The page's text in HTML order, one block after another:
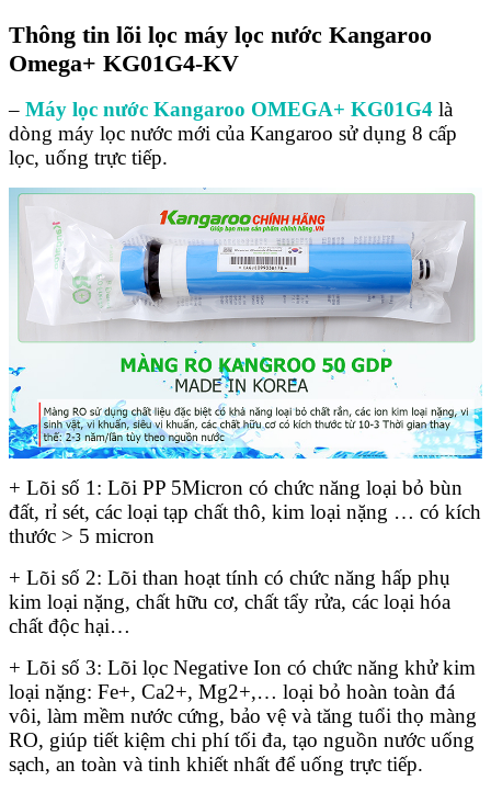
Thông tin lõi lọc máy lọc nước Kangaroo
Omega+ KG01G4-KV
– Máy lọc nước Kangaroo OMEGA+ KG01G4 là
dòng máy lọc nước mới của Kangaroo sử dụng 8 cấp
lọc, uống trực tiếp.
+ Lõi số 1: Lõi PP 5Micron có chức năng loại bỏ bùn
đất, rỉ sét, các loại tạp chất thô, kim loại nặng … có kích
thước > 5 micron
+ Lõi số 2: Lõi than hoạt tính có chức năng hấp phụ
kim loại nặng, chất hữu cơ, chất tẩy rửa, các loại hóa
chất độc hại…
+ Lõi số 3: Lõi lọc Negative Ion có chức năng khử kim
loại nặng: Fe+, Ca2+, Mg2+,… loại bỏ hoàn toàn đá
vôi, làm mềm nước cứng, bảo vệ và tăng tuổi thọ màng
RO, giúp tiết kiệm chi phí tối đa, tạo nguồn nước uống
sạch, an toàn và tinh khiết nhất để uống trực tiếp.